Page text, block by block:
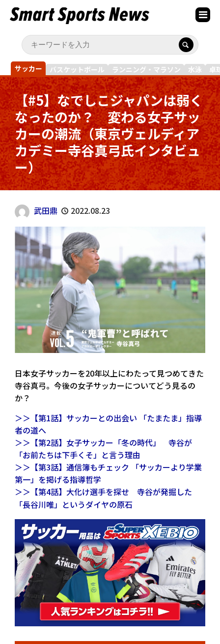
サッカー バスケットボール ランニング・マラソン 水泳 卓
【#5】なでしこジャパンは弱く
なったのか？ 変わる女子サッ
カーの潮流（東京ヴェルディア
カデミー寺谷真弓氏インタビュ
ー）
武田鼎 2022.08.23
日本女子サッカーを20年以上にわたって見つめてきた
寺谷真弓。今後の女子サッカーについてどう見るの
か？
＞＞【第1話】サッカーとの出会い 「たまたま」指導
者の道へ
＞＞【第2話】女子サッカー「冬の時代」 寺谷が
「お前たちは下手くそ」と言う理由
＞＞【第3話】通信簿もチェック 「サッカーより学業
第一」を掲げる指導哲学
＞＞【第4話】大化け選手を探せ 寺谷が発掘した
「長谷川唯」というダイヤの原石